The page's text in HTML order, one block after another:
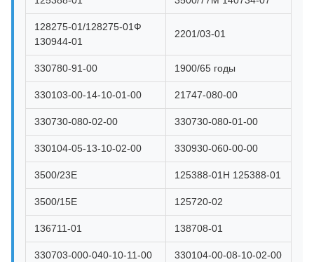
128275-01/128275-01Ф
130944-01
2201/03-01
330780-91-00 1900/65 годы
330103-00-14-10-01-00 21747-080-00
330730-080-02-00 330730-080-01-00
330104-05-13-10-02-00 330930-060-00-00
3500/23E 125388-01H 125388-01
3500/15E 125720-02
136711-01 138708-01
330703-000-040-10-11-00 330104-00-08-10-02-00